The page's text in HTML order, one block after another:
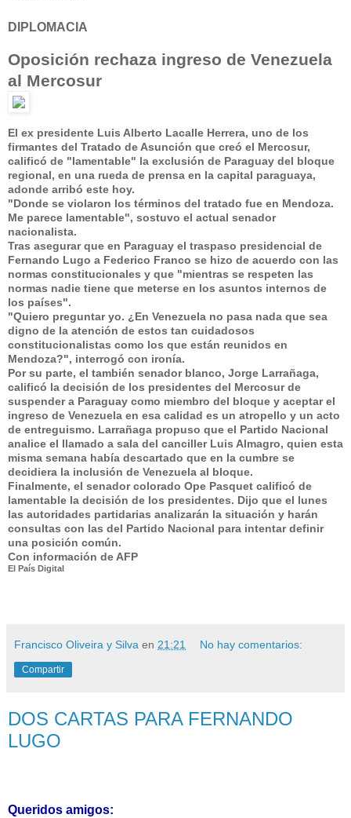
DIPLOMACIA
Oposición rechaza ingreso de Venezuela
al Mercosur
El ex presidente Luis Alberto Lacalle Herrera, uno de los
firmantes del Tratado de Asunción que creó el Mercosur,
calificó de "lamentable" la exclusión de Paraguay del bloque
regional, en una rueda de prensa en la capital paraguaya,
adonde arribó este hoy.
"Donde se violaron los términos del tratado fue en Mendoza.
Me parece lamentable", sostuvo el actual senador
nacionalista.
Tras asegurar que en Paraguay el traspaso presidencial de
Fernando Lugo a Federico Franco se hizo de acuerdo con las
normas constitucionales y que "mientras se respeten las
normas nadie tiene que meterse en los asuntos internos de
los países".
"Quiero preguntar yo. ¿En Venezuela no pasa nada que sea
digno de la atención de estos tan cuidadosos
constitucionalistas como los que están reunidos en
Mendoza?", interrogó con ironía.
Por su parte, el también senador blanco, Jorge Larrañaga,
calificó la decisión de los presidentes del Mercosur de
suspender a Paraguay como miembro del bloque y aceptar el
ingreso de Venezuela en esa calidad es un atropello y un acto
de entreguismo. Larrañaga propuso que el Partido Nacional
analice el llamado a sala del canciller Luis Almagro, quien esta
misma semana había descartado que en la cumbre se
decidiera la inclusión de Venezuela al bloque.
Finalmente, el senador colorado Ope Pasquet calificó de
lamentable la decisión de los presidentes. Dijo que el lunes
las autoridades partidarias analizarán la situación y harán
consultas con las del Partido Nacional para intentar definir
una posición común.
Con información de AFP
El País Digital
Francisco Oliveira y Silva en 21:21 No hay comentarios:
Compartir
DOS CARTAS PARA FERNANDO
LUGO
Queridos amigos: